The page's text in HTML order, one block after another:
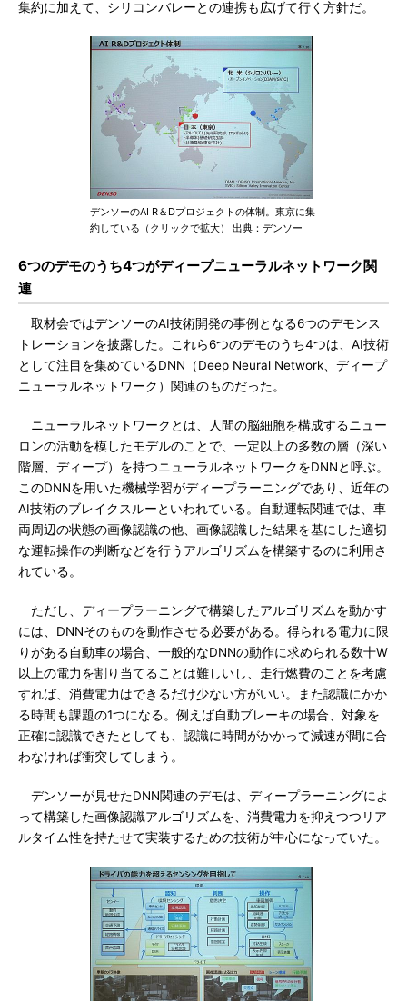
集約に加えて、シリコンバレーとの連携も広げて行く方針だ。
デンソーのAI R＆Dプロジェクトの体制。東京に集
約している（クリックで拡大） 出典：デンソー
6つのデモのうち4つがディープニューラルネットワーク関
連
取材会ではデンソーのAI技術開発の事例となる6つのデモンス
トレーションを披露した。これら6つのデモのうち4つは、AI技術
として注目を集めているDNN（Deep Neural Network、ディープ
ニューラルネットワーク）関連のものだった。
ニューラルネットワークとは、人間の脳細胞を構成するニュー
ロンの活動を模したモデルのことで、一定以上の多数の層（深い
階層、ディープ）を持つニューラルネットワークをDNNと呼ぶ。
このDNNを用いた機械学習がディープラーニングであり、近年の
AI技術のブレイクスルーといわれている。自動運転関連では、車
両周辺の状態の画像認識の他、画像認識した結果を基にした適切
な運転操作の判断などを行うアルゴリズムを構築するのに利用さ
れている。
ただし、ディープラーニングで構築したアルゴリズムを動かす
には、DNNそのものを動作させる必要がある。得られる電力に限
りがある自動車の場合、一般的なDNNの動作に求められる数十W
以上の電力を割り当てることは難しいし、走行燃費のことを考慮
すれば、消費電力はできるだけ少ない方がいい。また認識にかか
る時間も課題の1つになる。例えば自動ブレーキの場合、対象を
正確に認識できたとしても、認識に時間がかかって減速が間に合
わなければ衝突してしまう。
デンソーが見せたDNN関連のデモは、ディープラーニングによ
って構築した画像認識アルゴリズムを、消費電力を抑えつつリア
ルタイム性を持たせて実装するための技術が中心になっていた。